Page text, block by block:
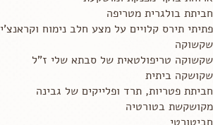
חביתת בולגרית מטריפה
פתיתי תירס קלויים על מצע חלב נימוח וקראנצ'י
שקשוקה
שקשוקה טריפולטאית של סבתא שלי ז"ל
שקושקה ביתית
חביתת פטריות, תרד ופלייקים של גבינה
מקושקשת בטורטיה